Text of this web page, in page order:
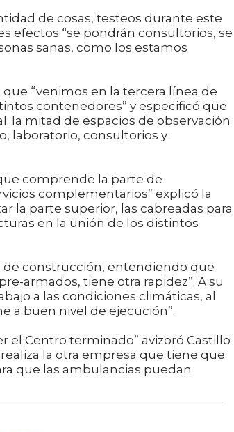
de cosas, testeos durante este
efectos “se pondrán consultorios, se
sanas, como los estamos
“venimos en la tercera línea de
contenedores” y especificó que
la mitad de espacios de observación
laboratorio, consultorios y
comprende la parte de
complementarios” explicó la
la parte superior, las cabreadas para
en la unión de los distintos
de construcción, entendiendo que
armados, tiene otra rapidez”. A su
a las condiciones climáticas, al
a buen nivel de ejecución”.
el Centro terminado” avizoró Castillo
la otra empresa que tiene que
que las ambulancias puedan